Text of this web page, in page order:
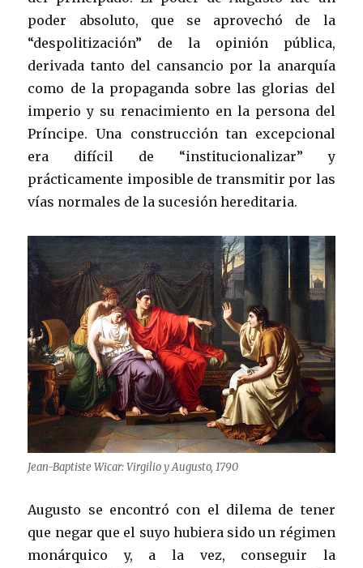
poder absoluto, que se aprovechó de la
“despolitización” de la opinión pública,
derivada tanto del cansancio por la anarquía
como de la propaganda sobre las glorias del
imperio y su renacimiento en la persona del
Príncipe. Una construcción tan excepcional
era difícil de “institucionalizar” y
prácticamente imposible de transmitir por las
vías normales de la sucesión hereditaria.
Jean-Baptiste Wicar: Virgilio y Augusto, 1790
Augusto se encontró con el dilema de tener
que negar que el suyo hubiera sido un régimen
monárquico y, a la vez, conseguir la